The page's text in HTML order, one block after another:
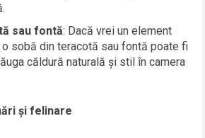
sau fontă: Dacă vrei un element
sobă din teracotă sau fontă poate fi
căldură naturală și stil în camera
și felinare